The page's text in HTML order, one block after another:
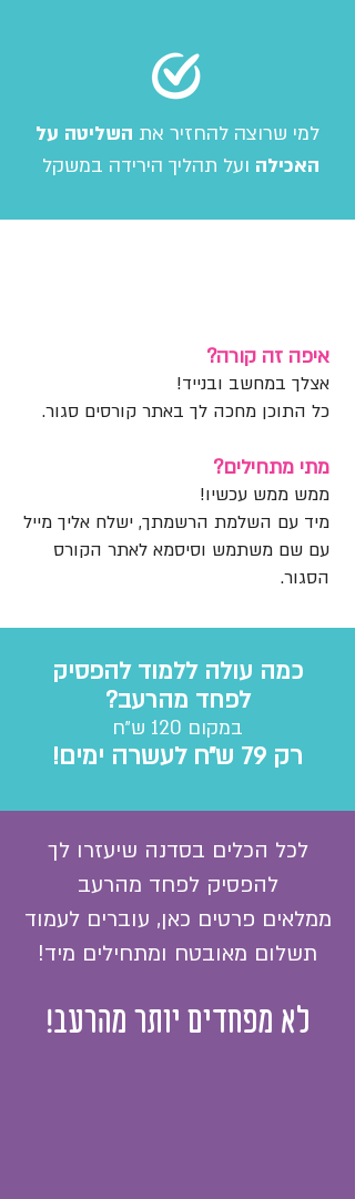
למי שרוצה להחזיר את השליטה על
האכילה ועל תהליך הירידה במשקל
איפה זה קורה?
אצלך במחשב ובנייד!
כל התוכן מחכה לך באתר קורסים סגור.
מתי מתחילים?
ממש ממש עכשיו!
מיד עם השלמת הרשמתך, ישלח אליך מייל
עם שם משתמש וסיסמא לאתר הקורס
הסגור.
לכל הכלים בסדנה שיעזרו לך
להפסיק לפחד מהרעב
ממלאים פרטים כאן, עוברים לעמוד
תשלום מאובטח ומתחילים מיד!
לא מפחדים יותר מהרעב!
כמה עולה ללמוד להפסיק
לפחד מהרעב?
במקום 120 ש״ח
רק 79 ש״ח לעשרה ימים!